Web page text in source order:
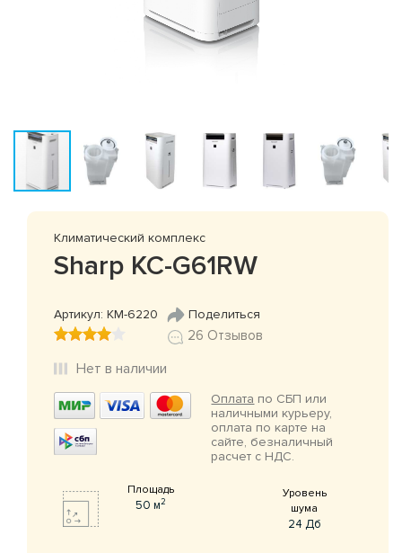
Климатический комплекс
Sharp KC-G61RW
Артикул: КМ-6220 Поделиться
26 Отзывов
Нет в наличии
Оплата по СБП или
наличными курьеру,
оплата по карте на
сайте, безналичный
расчет с НДС.
Площадь
50 м2
Уровень
шума
24 Дб